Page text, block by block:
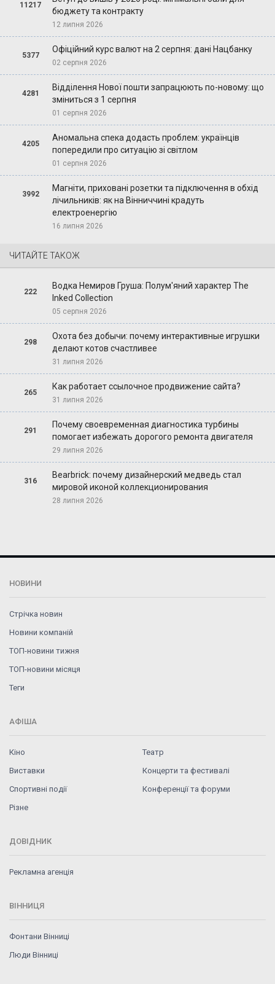
11217
бюджету та контракту
12 липня 2026
5377
Офіційний курс валют на 2 серпня: дані Нацбанку
02 серпня 2026
4281
Відділення Нової пошти запрацюють по-новому: що
зміниться з 1 серпня
01 серпня 2026
4205
Аномальна спека додасть проблем: українців
попередили про ситуацію зі світлом
01 серпня 2026
3992
Магніти, приховані розетки та підключення в обхід
лічильників: як на Вінниччині крадуть
електроенергію
16 липня 2026
ЧИТАЙТЕ ТАКОЖ
222
Водка Немиров Груша: Полум'яний характер The
Inked Collection
05 серпня 2026
298
Охота без добычи: почему интерактивные игрушки
делают котов счастливее
31 липня 2026
265
Как работает ссылочное продвижение сайта?
31 липня 2026
291
Почему своевременная диагностика турбины
помогает избежать дорогого ремонта двигателя
29 липня 2026
316
Bearbrick: почему дизайнерский медведь стал
мировой иконой коллекционирования
28 липня 2026
НОВИНИ
Стрічка новин
Новини компаній
ТОП-новини тижня
ТОП-новини місяця
Теги
АФІША
Кіно
Театр
Виставки
Концерти та фестивалі
Спортивні події
Конференції та форуми
Різне
ДОВІДНИК
Рекламна агенція
ВІННИЦЯ
Фонтани Вінниці
Люди Вінниці